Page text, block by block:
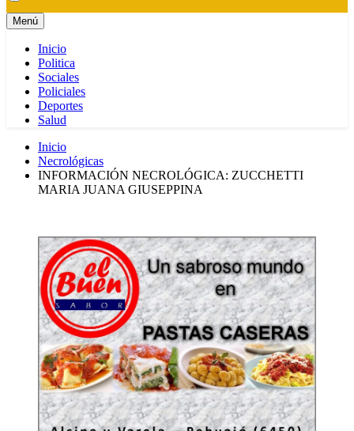
Menú
Inicio
Politica
Sociales
Policiales
Deportes
Salud
Inicio
Necrológicas
INFORMACIÓN NECROLÓGICA: ZUCCHETTI
MARIA JUANA GIUSEPPINA